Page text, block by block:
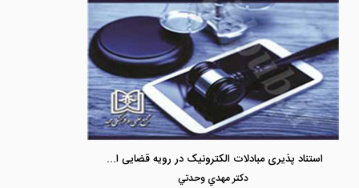
استناد پذیری مبادلات الکترونیک در رویه قضایی ایران
دكتر مهدي وحدتي